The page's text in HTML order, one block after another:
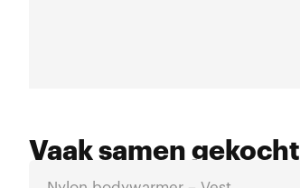
Vaak samen gekocht